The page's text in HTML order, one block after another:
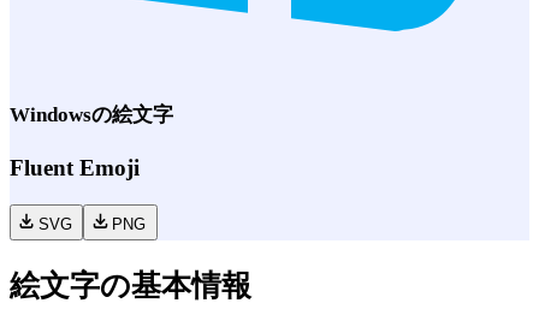
Windowsの絵文字
Fluent Emoji
SVG PNG
絵文字の基本情報